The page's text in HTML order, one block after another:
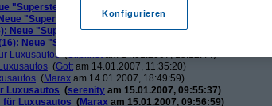
"Supersteuer" für Luxusautos
"Supersteuer" für Luxusautos(
Neue "Supersteuer" für Luxusautos(wol
Neue "Supersteuer" für Luxusautos
Luxusautos(Slipknotam 14.01.2007, 15:12:44)
(Gott am 14.01.2007, 11:35:20)
(Marax am 14.01.2007, 18:49:59)
Luxusautos (serenity am 15.01.2007, 09:55:37)
für Luxusautos (Marax am 15.01.2007, 09:56:59)
Konfigurieren